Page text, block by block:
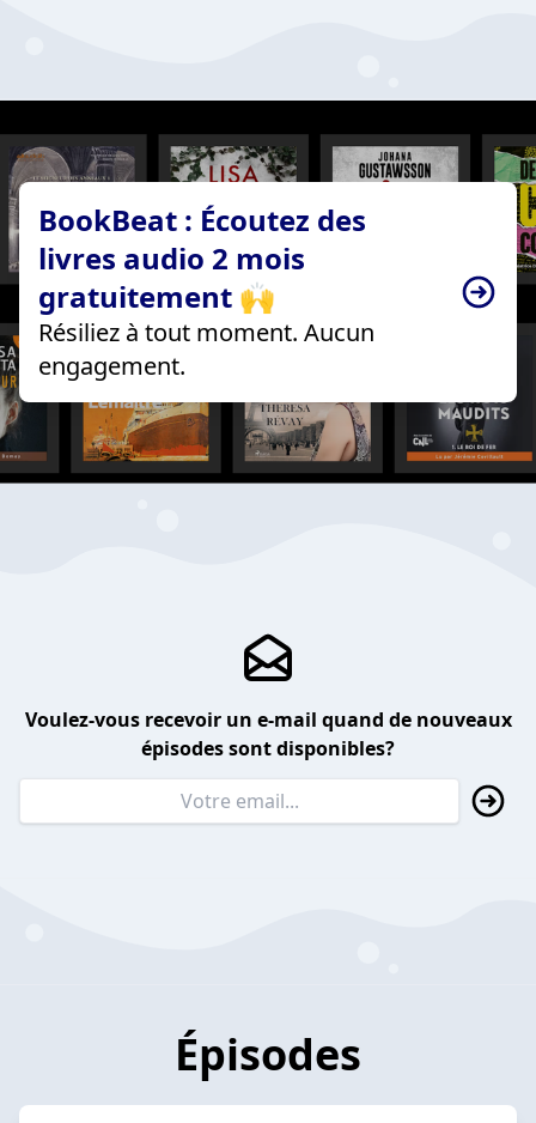
BookBeat : Écoutez des
livres audio 2 mois
gratuitement 🙌
Résiliez à tout moment. Aucun
engagement.
Voulez-vous recevoir un e-mail quand de nouveaux
épisodes sont disponibles?
Épisodes